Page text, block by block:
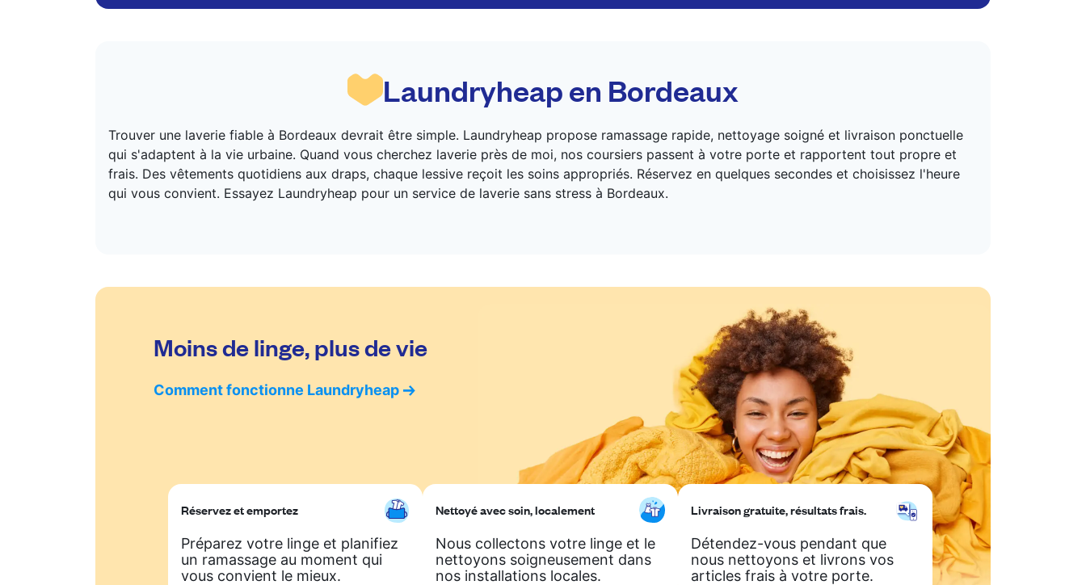
Laundryheap en Bordeaux
Trouver une laverie fiable à Bordeaux devrait être simple. Laundryheap propose ramassage rapide, nettoyage soigné et livraison ponctuelle
qui s'adaptent à la vie urbaine. Quand vous cherchez laverie près de moi, nos coursiers passent à votre porte et rapportent tout propre et
frais. Des vêtements quotidiens aux draps, chaque lessive reçoit les soins appropriés. Réservez en quelques secondes et choisissez l'heure
qui vous convient. Essayez Laundryheap pour un service de laverie sans stress à Bordeaux.
Moins de linge, plus de vie
Comment fonctionne Laundryheap
Réservez et emportez
Préparez votre linge et planifiez
un ramassage au moment qui
vous convient le mieux.
Nettoyé avec soin, localement
Nous collectons votre linge et le
nettoyons soigneusement dans
nos installations locales.
Livraison gratuite, résultats frais.
Détendez-vous pendant que
nous nettoyons et livrons vos
articles frais à votre porte.